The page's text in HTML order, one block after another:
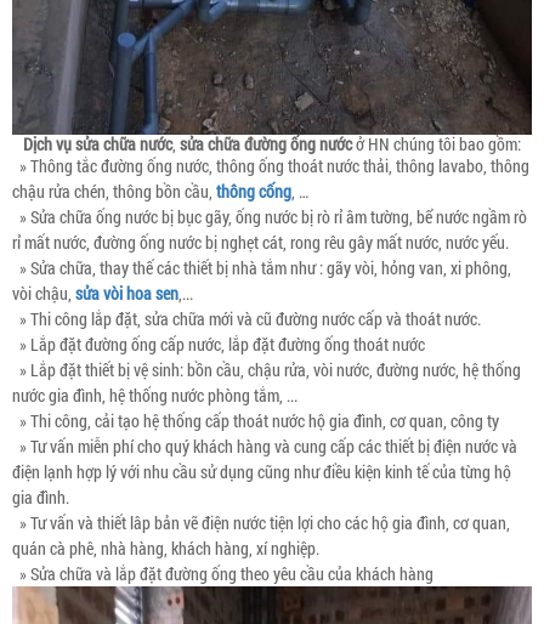
Dịch vụ sửa chữa nước, sửa chữa đường ống nướcở HN chúng tôi bao gồm:
» Thông tắc đường ống nước, thông ống thoát nước thải, thông lavabo, thông
chậu rửa chén, thông bồn cầu, thông cống, …
» Sửa chữa ống nước bị bục gãy, ống nước bị rò rỉ âm tường, bể nước ngầm rò
rỉ mất nước, đường ống nước bị nghẹt cát, rong rêu gây mất nước, nước yếu.
» Sửa chữa, thay thế các thiết bị nhà tắm như : gãy vòi, hỏng van, xi phông,
vòi chậu, sửa vòi hoa sen,...
» Thi công lắp đặt, sửa chữa mới và cũ đường nước cấp và thoát nước.
» Lắp đặt đường ống cấp nước, lắp đặt đường ống thoát nước
» Lắp đặt thiết bị vệ sinh: bồn cầu, chậu rửa, vòi nước, đường nước, hệ thống
nước gia đình, hệ thống nước phòng tắm, ...
» Thi công, cải tạo hệ thống cấp thoát nước hộ gia đình, cơ quan, công ty
» Tư vấn miễn phí cho quý khách hàng và cung cấp các thiết bị điện nước và
điện lạnh hợp lý với nhu cầu sử dụng cũng như điều kiện kinh tế của từng hộ
gia đình.
» Tư vấn và thiết lâp bản vẽ điện nước tiện lợi cho các hộ gia đình, cơ quan,
quán cà phê, nhà hàng, khách hàng, xí nghiệp.
» Sửa chữa và lắp đặt đường ống theo yêu cầu của khách hàng